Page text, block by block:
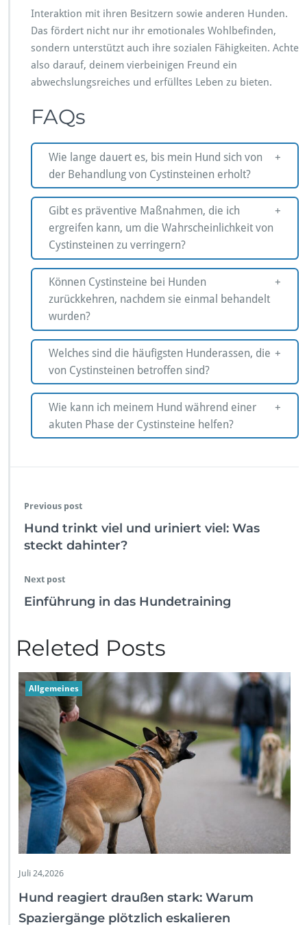
Interaktion mit ihren Besitzern sowie anderen Hunden.
Das fördert nicht nur ihr emotionales Wohlbefinden,
sondern unterstützt auch ihre sozialen Fähigkeiten. Achte
also darauf, deinem vierbeinigen Freund ein
abwechslungsreiches und erfülltes Leben zu bieten.
FAQs
Wie lange dauert es, bis mein Hund sich von
der Behandlung von Cystinsteinen erholt?
Gibt es präventive Maßnahmen, die ich
ergreifen kann, um die Wahrscheinlichkeit von
Cystinsteinen zu verringern?
Können Cystinsteine bei Hunden
zurückkehren, nachdem sie einmal behandelt
wurden?
Welches sind die häufigsten Hunderassen, die
von Cystinsteinen betroffen sind?
Wie kann ich meinem Hund während einer
akuten Phase der Cystinsteine helfen?
Previous post
Hund trinkt viel und uriniert viel: Was
steckt dahinter?
Next post
Einführung in das Hundetraining
Releted Posts
Allgemeines
Juli 24,2026
Hund reagiert draußen stark: Warum
Spaziergänge plötzlich eskalieren